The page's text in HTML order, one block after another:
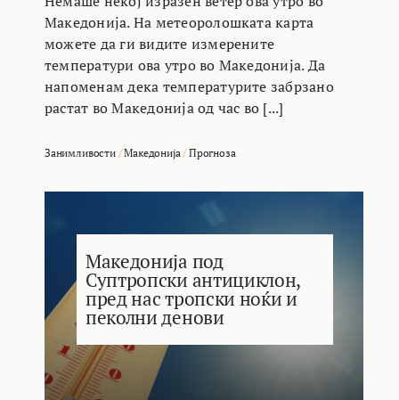
Македонија. На метеоролошката карта
можете да ги видите измерените
температури ова утро во Македонија. Да
напоменам дека температурите забрзано
растат во Македонија од час во [...]
Занимливости/Македонија/Прогноза
Македонија под
Суптропски антициклон,
пред нас тропски ноќи и
пеколни денови